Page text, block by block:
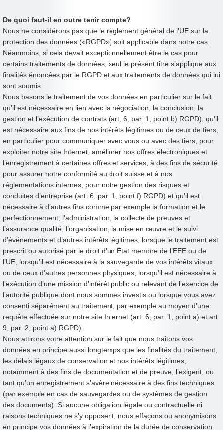
De quoi faut-il en outre tenir compte?
Nous ne considérons pas que le règlement général de l’UE sur la
protection des données («RGPD») soit applicable dans notre cas.
Néanmoins, si cela devait exceptionnellement être le cas pour
certains traitements de données, seul le présent titre s’applique aux
finalités énoncées par le RGPD et aux traitements de données qui lui
sont soumis.
Nous basons le traitement de vos données en particulier sur le fait
qu’il est nécessaire en lien avec la négociation, la conclusion, la
gestion et l’exécution de contrats (art, 6, par. 1, point b) RGPD), qu’il
est nécessaire aux fins de nos intérêts légitimes ou de ceux de tiers,
en particulier pour communiquer avec vous ou avec des tiers, pour
exploiter notre site Internet, améliorer nos offres électroniques et
l’enregistrement à certaines offres et services, à des fins de sécurité,
pour assurer notre conformité au droit suisse et à nos
réglementations internes, pour notre gestion des risques et
conduites d’entreprise (art. 6, par. 1, point f) RGPD) et qu’il est
nécessaire à d’autres fins comme par exemple la formation et le
perfectionnement, l’administration, la collecte de preuves et
l’assurance qualité, l’organisation, la mise en œuvre et le suivi
d’événements et d’autres intérêts légitimes, lorsque le traitement est
prescrit ou autorisé par le droit d’un État membre de l’EEE ou de
l’UE, lorsqu’il est nécessaire à la sauvegarde de vos intérêts vitaux
ou de ceux d’autres personnes physiques, lorsqu’il est nécessaire à
l’exécution d’une mission d’intérêt public ou relevant de l’exercice de
l’autorité publique dont nous sommes investis ou lorsque vous avez
consenti séparément au traitement, par exemple au moyen d’une
requête effectuée sur notre site Internet (art. 6, par. 1, point a) et art.
9, par. 2, point a) RGPD).
Nous attirons votre attention sur le fait que nous traitons vos
données en principe aussi longtemps que les finalités du traitement,
les délais légaux de conservation et nos intérêts légitimes,
notamment à des fins de documentation et de preuve, l’exigent, ou
tant qu’un enregistrement s’avère nécessaire à des fins techniques
(par exemple en cas de sauvegardes ou de systèmes de gestion
des documents). Si aucune obligation légale ou contractuelle ni
raisons techniques ne s’y opposent, nous effaçons ou anonymisons
en principe vos données à l’expiration de la durée de conservation